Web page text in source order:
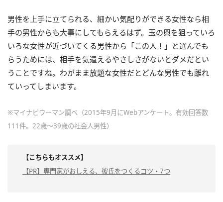
男性を上手に立てられる、細かい気配りができる女性なら相
手の男性からも大事にしてもらえるはず。玉の輿を狙っていろ
いろな女性が近づいてくる男性から「この人！」と選んでも
らうためには、相手を気遣えるやさしさがないとダメだとい
うことですね。わがまま放題な女性だとどんな男性でも離れ
ていってしまいます。
※マイナビウーマン調べ（2015年9月にWebアンケート。有効回答数
111件。22歳～39歳の社会人男性）
【こちらもオススメ】
【PR】専門家がおしえる、彼氏をつくるコツ・7つ